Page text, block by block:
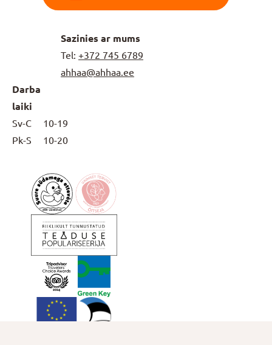
Sazinies ar mums
Tel: +372 745 6789
ahhaa@ahhaa.ee
Darba
laiki
Sv-C
10-19
Pk-S
10-20